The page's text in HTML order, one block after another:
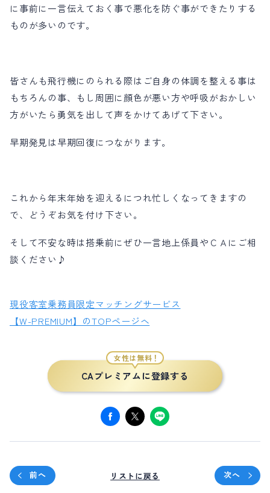
に事前に一言伝えておく事で悪化を防ぐ事ができたりする
ものが多いのです。
皆さんも飛行機にのられる際はご自身の体調を整える事は
もちろんの事、もし周囲に顔色が悪い方や呼吸がおかしい
方がいたら勇気を出して声をかけてあげて下さい。
早期発見は早期回復につながります。
これから年末年始を迎えるにつれ忙しくなってきますの
で、どうぞお気を付け下さい。
そして不安な時は搭乗前にぜひ一言地上係員やＣＡにご相
談ください♪
現役客室乗務員限定マッチングサービス
【W-PREMIUM】のTOPページヘ
CAプレミアムに登録する
女性は無料！
前へ リストに戻る 次へ